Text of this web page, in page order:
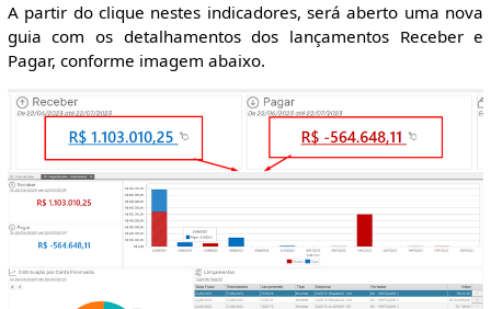
A partir do clique nestes indicadores, será aberto uma nova
guia com os detalhamentos dos lançamentos Receber e
Pagar, conforme imagem abaixo.